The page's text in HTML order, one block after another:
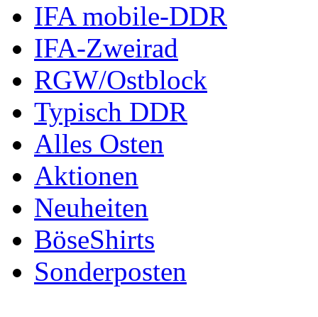
IFA mobile-DDR
IFA-Zweirad
RGW/Ostblock
Typisch DDR
Alles Osten
Aktionen
Neuheiten
BöseShirts
Sonderposten